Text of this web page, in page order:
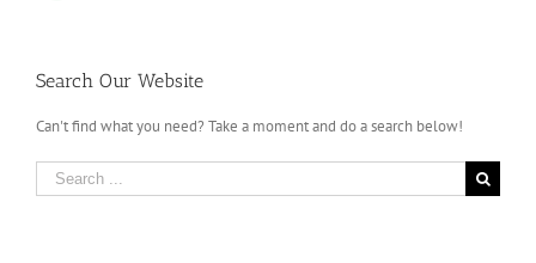
Search Our Website
Can't find what you need? Take a moment and do a search below!
Search
for: